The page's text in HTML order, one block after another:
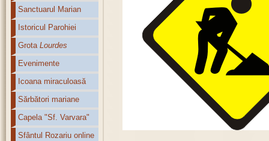
Sanctuarul Marian
Istoricul Parohiei
Grota Lourdes
Evenimente
Icoana miraculoasă
Sărbători mariane
Capela "Sf. Varvara"
Sfântul Rozariu online